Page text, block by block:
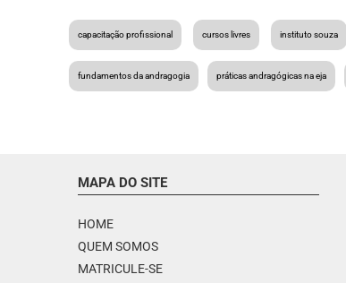
capacitação profissional cursos livres instituto souza
fundamentos da andragogia práticas andragógicas na eja
MAPA DO SITE
HOME
QUEM SOMOS
MATRICULE-SE